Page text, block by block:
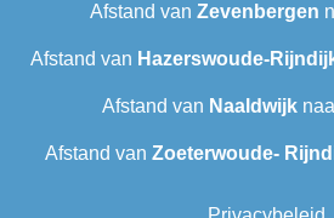
Afstand van Zevenbergen
Afstand van Hazerswoude-
Afstand van Naaldwijk
Afstand van Zoeterwoude-